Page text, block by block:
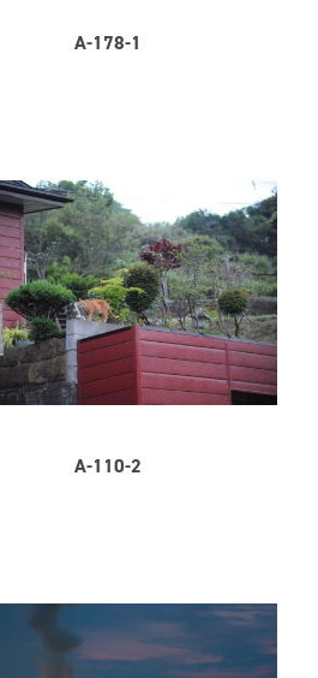
A-178-1
A-110-2